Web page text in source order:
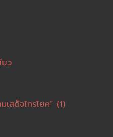
ยว
สด็จไทรโยค” (1)